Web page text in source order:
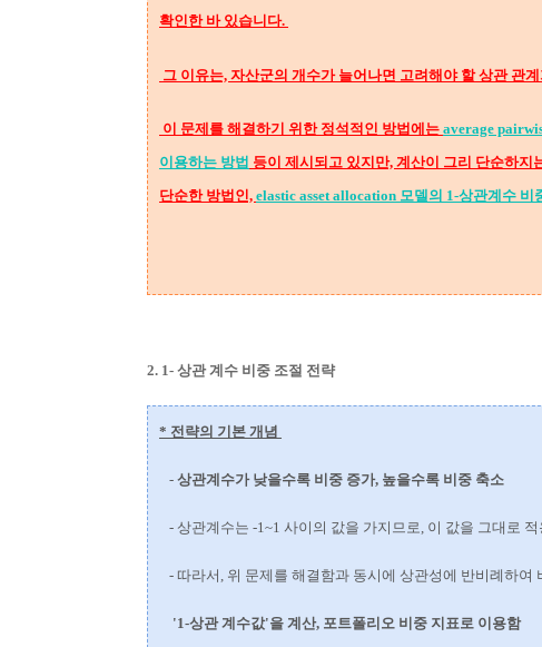
확인한 바 있습니다.
그 이유는, 자산군의 개수가 늘어나면 고려해야 할 상관 관
이 문제를 해결하기 위한 정석적인 방법에는 average
이용하는 방법 등이 제시되고 있지만, 계산이 그리 단순하
단순한 방법인, elastic asset allocation 모델의 1-상관계수 비
2. 1- 상관 계수 비중 조절 전략
* 전략의 기본 개념
- 상관계수가 낮을수록 비중 증가, 높을수록 비중 축소
- 상관계수는 -1~1 사이의 값을 가지므로, 이 값을 그대로
- 따라서, 위 문제를 해결함과 동시에 상관성에 반비례하여
'1-상관 계수값'을 계산, 포트폴리오 비중 지표로 이용함